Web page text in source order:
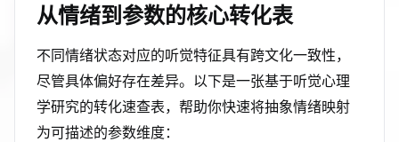
从情绪到参数的核心转化表
不同情绪状态对应的听觉特征具有跨文化一致性，
尽管具体偏好存在差异。以下是一张基于听觉心理
学研究的转化速查表，帮助你快速将抽象情绪映射
为可描述的参数维度：